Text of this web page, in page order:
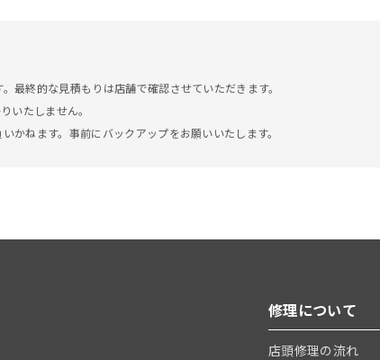
最終的な見積もりは店舗で確認させていただきます。
いたしません。
かねます。事前にバックアップをお願いいたします。
修理について
店頭修理の流れ